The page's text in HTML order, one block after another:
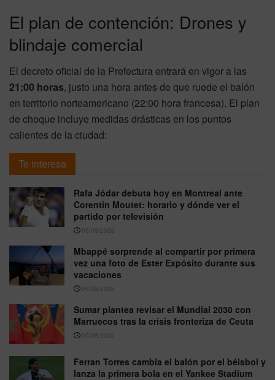
El plan de contención: Drones y
blindaje comercial
El decreto oficial de la Prefectura entrará en vigor a las
21:00 horas, justo una hora antes de que ruede el balón
en territorio norteamericano (22:00 hora francesa). El plan
de choque incluye medidas drásticas en los puntos
calientes de la ciudad:
Te interesa
Rafa Jódar debuta hoy en Montreal ante
Corentin Moutet: horario y dónde ver el
partido por televisión
05/08/2026
Mbappé sorprende al compartir por primera
vez una foto de Ester Expósito durante sus
vacaciones
05/08/2026
Sumar plantea revisar el Mundial 2030 con
Marruecos tras la crisis fronteriza de Ceuta
05/08/2026
Ferran Torres cambia el balón por el béisbol y
lanza la primera bola en el Yankee Stadium